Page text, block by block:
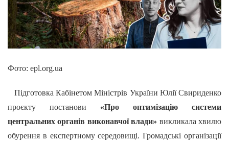
Фото: epl.org.ua
Підготовка Кабінетом Міністрів України Юлії Свириденко
проєкту постанови «Про оптимізацію системи
центральних органів виконавчої влади» викликала хвилю
обурення в експертному середовищі. Громадські організації